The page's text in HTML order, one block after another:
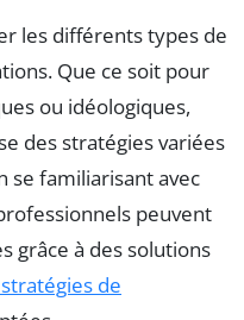
les différents types de
Que ce soit pour
ou idéologiques,
des stratégies variées
se familiarisant avec
peuvent
grâce à des solutions
de